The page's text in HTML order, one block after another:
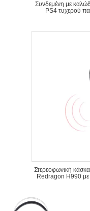
Συνδεμένη με
PS4 τυχερού
Στερεοφωνική
Redragon H990 με